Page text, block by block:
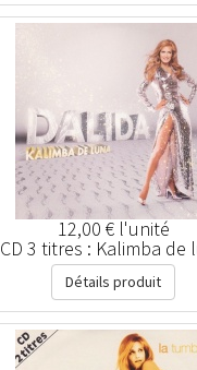
12,00 € l'unité
CD 3 titres : Kalimba de
Détails produit